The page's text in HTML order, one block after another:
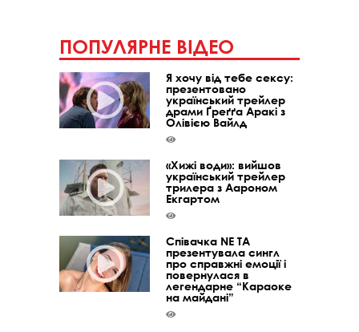
ПОПУЛЯРНЕ ВІДЕО
Я хочу від тебе сексу:
презентовано
український трейлер
драми Ґреґґа Аракі з
Олівією Вайлд
«Хижі води»: вийшов
український трейлер
трилера з Аароном
Екгартом
Співачка NE TA
презентувала сингл
про справжні емоції і
повернулася в
легендарне “Караоке
на майдані”